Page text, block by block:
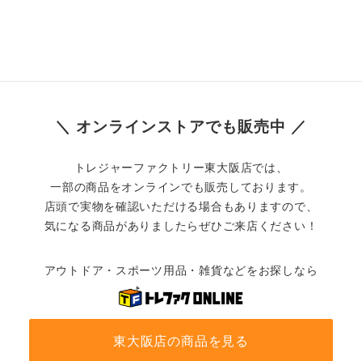
＼ オンラインストアでも販売中 ／
トレジャーファクトリー東大阪店では、
一部の商品をオンラインでも販売しております。
店頭で実物を確認いただける場合もありますので、
気になる商品がありましたらぜひご来店ください！
アウトドア・スポーツ用品・雑貨などをお探しなら
東大阪店の商品を見る